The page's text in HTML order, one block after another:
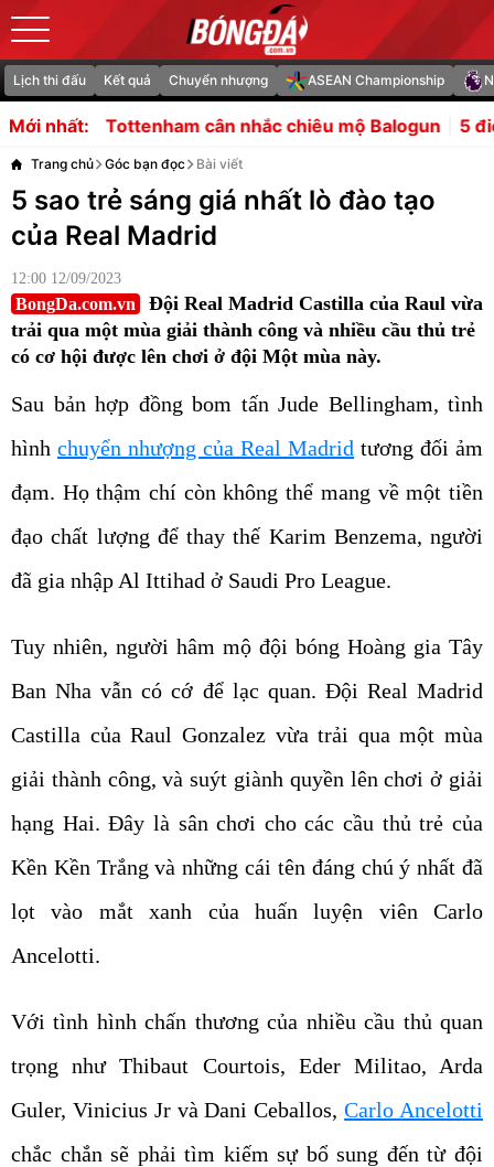
Lịch thi đấu Kết quả Chuyển nhượng ASEAN Championship
Mới nhất:
cân nhắc chiêu mộ Balogun 5 điểm nhấn tiền mùa
Trang chủ Góc bạn đọc Bài viết
5 sao trẻ sáng giá nhất lò đào tạo
của Real Madrid
12:00 12/09/2023
BongDa.com.vn
Đội Real Madrid Castilla của Raul vừa
trải qua một mùa giải thành công và nhiều cầu thủ trẻ
có cơ hội được lên chơi ở đội Một mùa này.
Sau bản hợp đồng bom tấn Jude Bellingham, tình
hình chuyển nhượng của Real Madrid tương đối ảm
đạm. Họ thậm chí còn không thể mang về một tiền
đạo chất lượng để thay thế Karim Benzema, người
đã gia nhập Al Ittihad ở Saudi Pro League.
Tuy nhiên, người hâm mộ đội bóng Hoàng gia Tây
Ban Nha vẫn có cớ để lạc quan. Đội Real Madrid
Castilla của Raul Gonzalez vừa trải qua một mùa
giải thành công, và suýt giành quyền lên chơi ở giải
hạng Hai. Đây là sân chơi cho các cầu thủ trẻ của
Kền Kền Trắng và những cái tên đáng chú ý nhất đã
lọt vào mắt xanh của huấn luyện viên Carlo
Ancelotti.
Với tình hình chấn thương của nhiều cầu thủ quan
trọng như Thibaut Courtois, Eder Militao, Arda
Guler, Vinicius Jr và Dani Ceballos,Carlo Ancelotti
chắc chắn sẽ phải tìm kiếm sự bổ sung đến từ đội